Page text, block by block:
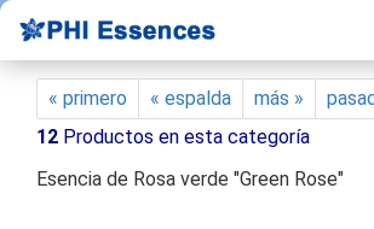
« primero « espalda más »
12 Productos en esta categoría
Esencia de Rosa verde "Green Rose"